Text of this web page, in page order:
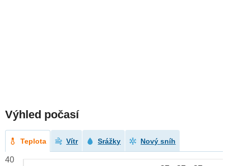
Výhled počasí
Teplota Vítr Srážky Nový sníh
40